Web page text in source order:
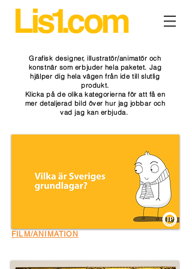
Grafisk designer, illustratör/animatör och
konstnär som erbjuder hela paketet. Jag
hjälper dig hela vägen från ide till slutlig
produkt.
Klicka på de olika kategorierna för att få en
mer detaljerad bild över hur jag jobbar och
vad jag kan erbjuda.
FILM/ANIMATION